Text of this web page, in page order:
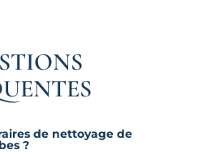
de nettoyage de
?